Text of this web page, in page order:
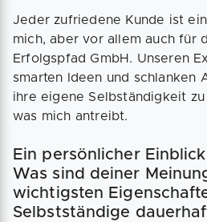
Jeder zufriedene Kunde ist
mich, aber vor allem auch für
Erfolgspfad GmbH. Unseren
smarten Ideen und schlanken
ihre eigene Selbständigkeit
was mich antreibt.
Ein persönlicher
Was sind deiner
wichtigsten
Selbstständige